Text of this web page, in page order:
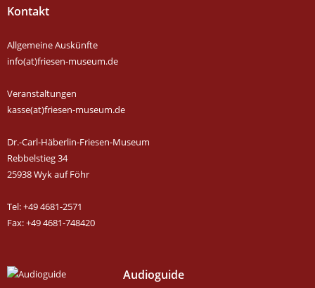
Kontakt
Allgemeine Auskünfte
info(at)friesen-museum.de
Veranstaltungen
kasse(at)friesen-museum.de
Dr.-Carl-Häberlin-Friesen-Museum
Rebbelstieg 34
25938 Wyk auf Föhr
Tel: +49 4681-2571
Fax: +49 4681-748420
Audioguide